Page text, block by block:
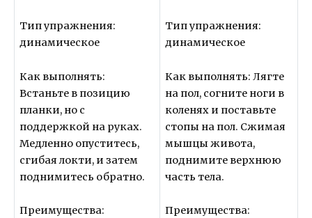
Тип упражнения:
динамическое
Как выполнять:
Встаньте в позицию
планки, но с
поддержкой на руках.
Медленно опуститесь,
сгибая локти, и затем
поднимитесь обратно.
Преимущества:
Тип упражнения:
динамическое
Как выполнять: Лягте
на пол, согните ноги в
коленях и поставьте
стопы на пол. Сжимая
мышцы живота,
поднимите верхнюю
часть тела.
Преимущества: